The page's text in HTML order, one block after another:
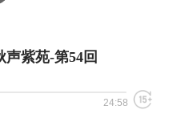
声紫苑-第54回
24:58